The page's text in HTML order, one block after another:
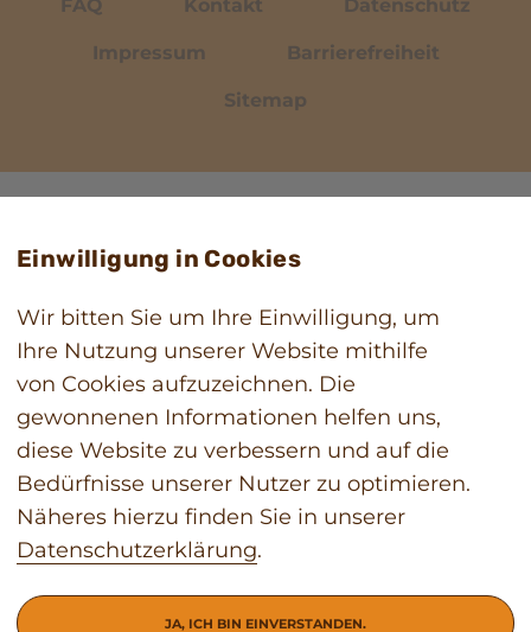
FAQ Kontakt Datenschutz
Impressum Barrierefreiheit
Sitemap
Einwilligung in Cookies
Wir bitten Sie um Ihre Einwilligung, um
Ihre Nutzung unserer Website mithilfe
von Cookies aufzuzeichnen. Die
gewonnenen Informationen helfen uns,
diese Website zu verbessern und auf die
Bedürfnisse unserer Nutzer zu optimieren.
Näheres hierzu finden Sie in unserer
Datenschutzerklärung.
JA, ICH BIN EINVERSTANDEN.